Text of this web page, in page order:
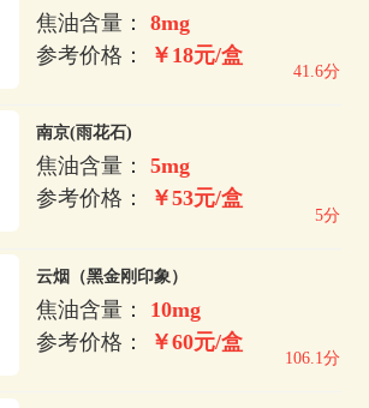
焦油含量：8mg
参考价格：
￥18元/盒
41.6分
南京(雨花石)
焦油含量：5mg
参考价格：
￥53元/盒
5分
云烟（黑金刚印象）
焦油含量： 10mg
参考价格：
￥60元/盒
106.1分